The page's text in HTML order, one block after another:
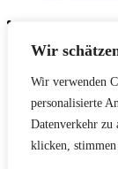
Wir
Wir verwenden
personalisierte
Datenverkehr zu
klicken,
News
Netzwerk
Kontakt